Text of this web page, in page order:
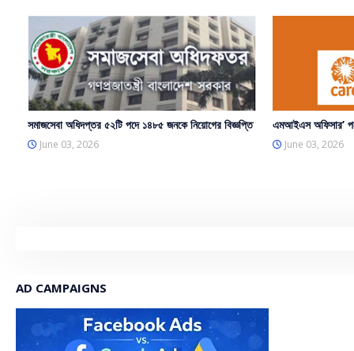
সমাজসেবা অধিদপ্তর ৫২টি পদে ১৪৮৫ জনকে নিয়োগের বিজ্ঞপ্তি
June 03, 2026
এমআইএস অফিসার’
June 03, 2026
AD CAMPAIGNS